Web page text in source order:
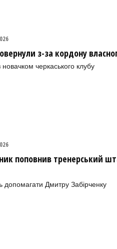
з-за кордону
черкаського клубу
поповнив тренерський
допомагати Дмитру Забірченку